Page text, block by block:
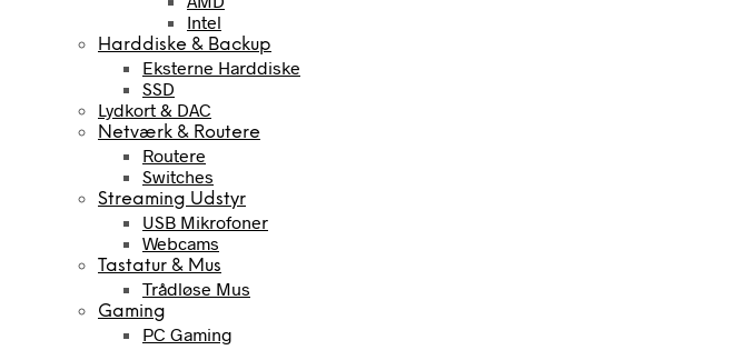
Intel
Harddiske & Backup
Eksterne Harddiske
SSD
Lydkort & DAC
Netværk & Routere
Routere
Switches
Streaming Udstyr
USB Mikrofoner
Webcams
Tastatur & Mus
Trådløse Mus
Gaming
PC Gaming